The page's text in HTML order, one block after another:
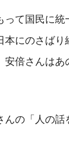
て国民に
にのさば
倍さんは
んの「人の